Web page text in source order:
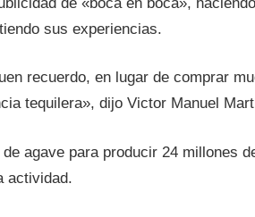
sus experiencias.
recuerdo, en lugar de comprar
tequilera», dijo Victor Manuel
agave para producir 24 millones
actividad.